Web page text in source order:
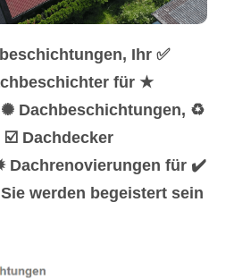
Ihr ✅
für ★
Dachbeschichtungen, ♻
☑️ Dachdecker
Dachrenovierungen für ✔️
werden begeistert sein